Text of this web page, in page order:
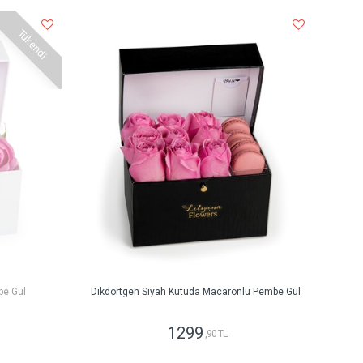
Tükendi
Gül Dikdörtgen Siyah Kutuda Macaronlu Pembe Gül
1299 ,90 TL